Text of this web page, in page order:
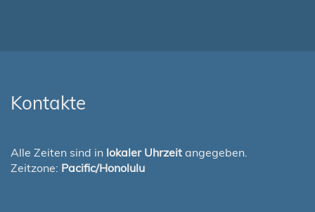
Kontakte
Alle Zeiten sind in lokaler Uhrzeit angegeben.
Zeitzone: Pacific/Honolulu